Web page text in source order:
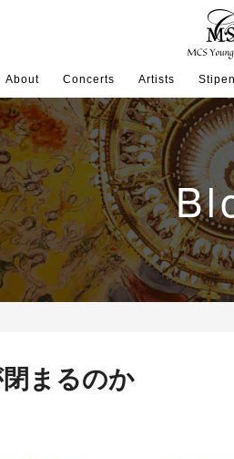
About Concerts Artists
まるのか